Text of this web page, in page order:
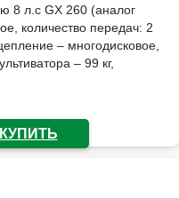
8 л.с GX 260 (аналог
количество передач: 2
– многодисковое,
– 99 кг,